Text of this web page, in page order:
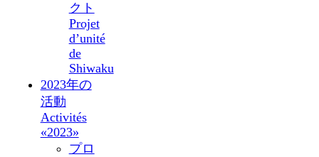
クト
Projet
d’unité
de
Shiwaku
2023年の
活動
Activités
«2023»
プロ